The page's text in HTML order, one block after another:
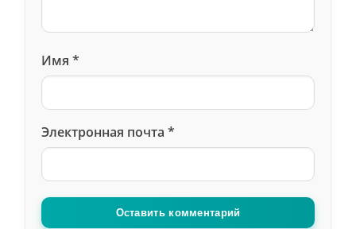
Merhaba 1 haftaligina istanbula gelmeyi
planliyoruz lamine yaprak dis yaptirmak
Cevapla
Имя *
Электронная почта *
Оставить комментарий